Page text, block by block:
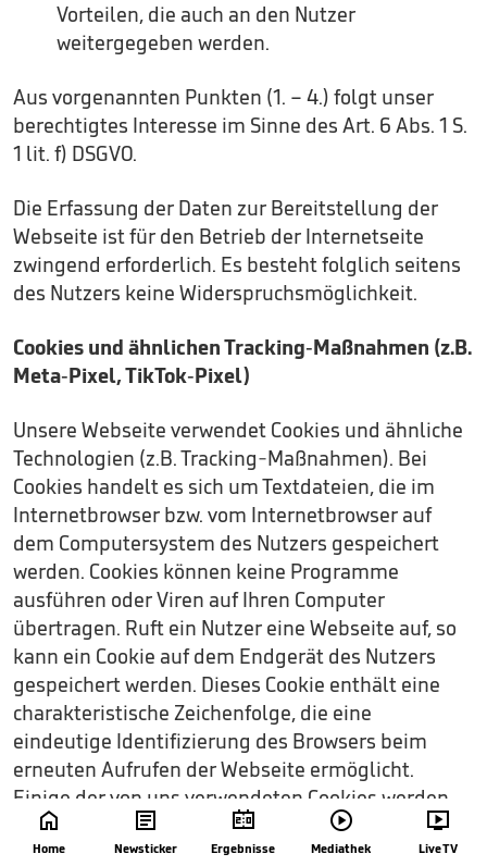
Vorteilen, die auch an den Nutzer
weitergegeben werden.
Aus vorgenannten Punkten (1. – 4.) folgt unser
berechtigtes Interesse im Sinne des Art. 6 Abs. 1 S.
1 lit. f) DSGVO.
Die Erfassung der Daten zur Bereitstellung der
Webseite ist für den Betrieb der Internetseite
zwingend erforderlich. Es besteht folglich seitens
des Nutzers keine Widerspruchsmöglichkeit.
Cookies und ähnlichen Tracking-Maßnahmen (z.B.
Meta-Pixel, TikTok-Pixel)
Unsere Webseite verwendet Cookies und ähnliche
Technologien (z.B. Tracking-Maßnahmen). Bei
Cookies handelt es sich um Textdateien, die im
Internetbrowser bzw. vom Internetbrowser auf
dem Computersystem des Nutzers gespeichert
werden. Cookies können keine Programme
ausführen oder Viren auf Ihren Computer
übertragen. Ruft ein Nutzer eine Webseite auf, so
kann ein Cookie auf dem Endgerät des Nutzers
gespeichert werden. Dieses Cookie enthält eine
charakteristische Zeichenfolge, die eine
eindeutige Identifizierung des Browsers beim
erneuten Aufrufen der Webseite ermöglicht.
Einige der von uns verwendeten Cookies werden
nach Ende der Browser-Sitzung, also nach dem
Schließen Ihres Browsers, wieder gelöscht

Home

Newsticker

Ergebnisse

Mediathek

Live TV